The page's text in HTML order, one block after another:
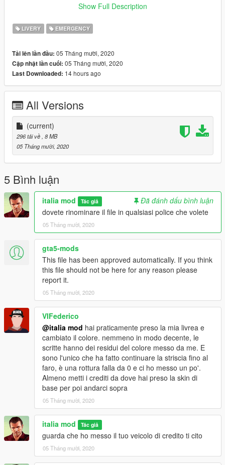
---------------------------------------------------------
"WARNING"
you are not allowed to modify my liveries without my
authorization.
For info write me in private
---------------------------------------------------------
Show Full Description
LIVERY EMERGENCY
Tải lên lần đầu: 05 Tháng mười, 2020
Cập nhật lần cuối: 05 Tháng mười, 2020
Last Downloaded: 14 hours ago
All Versions
(current)
296 tải về , 8 MB
05 Tháng mười, 2020
5 Bình luận
italia mod Tác giả
Đã đánh dấu bình luận
dovete rinominare il file in qualsiasi police che volete
05 Tháng mười, 2020
gta5-mods
This file has been approved automatically. If you think
this file should not be here for any reason please
report it.
05 Tháng mười, 2020
VIFederico
@italia mod hai praticamente preso la mia livrea e
cambiato il colore. nemmeno in modo decente, le
scritte hanno dei residui del colore messo da me. E
sono l'unico che ha fatto continuare la striscia fino al
faro, è una rottura falla da 0 e ci ho messo un po'.
Almeno metti i crediti da dove hai preso la skin di
base per poi andarci sopra
05 Tháng mười, 2020
italia mod Tác giả
guarda che ho messo il tuo veicolo di credito ti cito
05 Tháng mười, 2020